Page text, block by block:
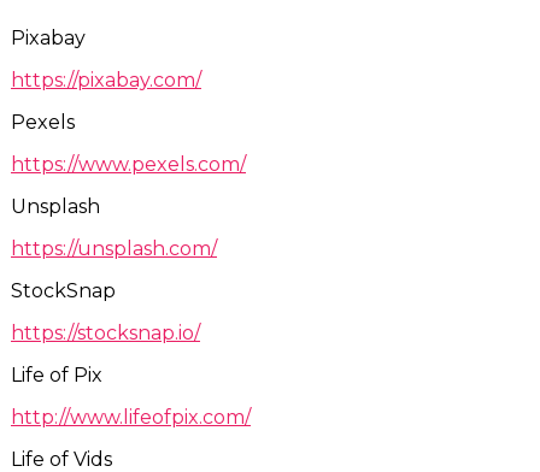
Pixabay
https://pixabay.com/
Pexels
https://www.pexels.com/
Unsplash
https://unsplash.com/
StockSnap
https://stocksnap.io/
Life of Pix
http://www.lifeofpix.com/
Life of Vids